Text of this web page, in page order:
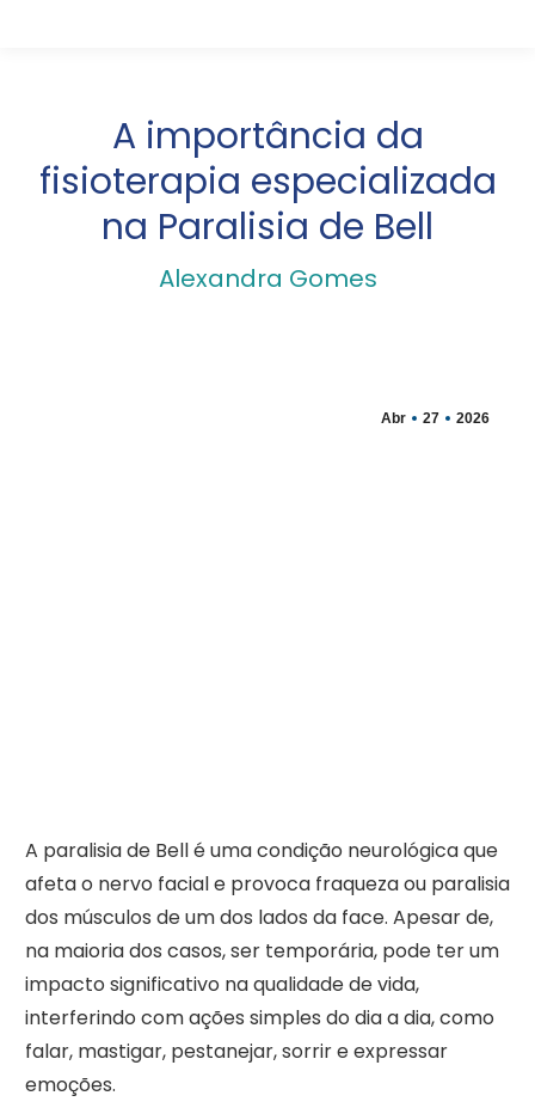
A importância da
fisioterapia especializada
na Paralisia de Bell
Alexandra Gomes
Abr 27 2026
A paralisia de Bell é uma condição neurológica que
afeta o nervo facial e provoca fraqueza ou paralisia
dos músculos de um dos lados da face. Apesar de,
na maioria dos casos, ser temporária, pode ter um
impacto significativo na qualidade de vida,
interferindo com ações simples do dia a dia, como
falar, mastigar, pestanejar, sorrir e expressar
emoções.